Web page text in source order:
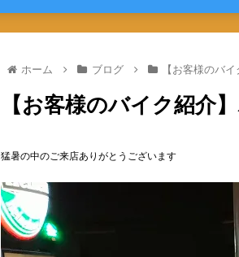
ホーム ブログ 【お客様のバイ
【お客様のバイク紹
猛暑の中のご来店ありがとうございます